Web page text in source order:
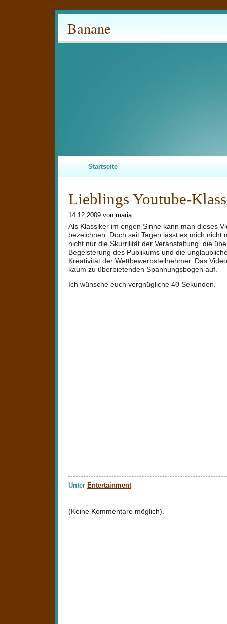
Banane
Startseite
Lieblings Youtube-
14.12.2009 von maria
Als Klassiker im engen Sinne kann man dieses
bezeichnen. Doch seit Tagen lässt es mich nicht
nicht nur die Skurrilität der Veranstaltung, die
Begeisterung des Publikums und die
Kreativität der Wettbewerbsteilnehmer. Das
kaum zu überbietenden Spannungsbogen auf.
Ich wünsche euch vergnügliche 40 Sekunden.
Unter Entertainment
(Keine Kommentare möglich).